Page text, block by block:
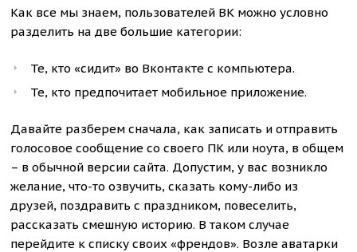
Как все мы знаем, пользователей ВК можно условно
разделить на две большие категории:
Те, кто «сидит» во Вконтакте с компьютера.
Те, кто предпочитает мобильное приложение.
Давайте разберем сначала, как записать и отправить
голосовое сообщение со своего ПК или ноута, в общем
– в обычной версии сайта. Допустим, у вас возникло
желание, что-то озвучить, сказать кому-либо из
друзей, поздравить с праздником, повеселить,
рассказать смешную историю. В таком случае
перейдите к списку своих «френдов». Возле аватарки